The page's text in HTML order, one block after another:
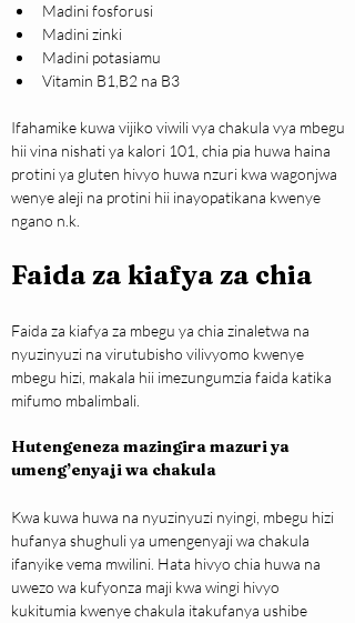
Madini fosforusi
Madini zinki
Madini potasiamu
Vitamin B1,B2 na B3
Ifahamike kuwa vijiko viwili vya chakula vya mbegu
hii vina nishati ya kalori 101, chia pia huwa haina
protini ya gluten hivyo huwa nzuri kwa wagonjwa
wenye aleji na protini hii inayopatikana kwenye
ngano n.k.
Faida za kiafya za chia
Faida za kiafya za mbegu ya chia zinaletwa na
nyuzinyuzi na virutubisho vilivyomo kwenye
mbegu hizi, makala hii imezungumzia faida katika
mifumo mbalimbali.
Hutengeneza mazingira mazuri ya
umeng’enyaji wa chakula
Kwa kuwa huwa na nyuzinyuzi nyingi, mbegu hizi
hufanya shughuli ya umengenyaji wa chakula
ifanyike vema mwilini. Hata hivyo chia huwa na
uwezo wa kufyonza maji kwa wingi hivyo
kukitumia kwenye chakula itakufanya ushibe